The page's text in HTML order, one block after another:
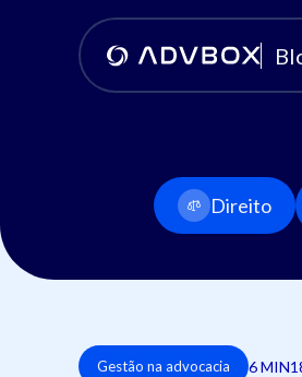
Direito
Gestão na advocacia 6 MIN